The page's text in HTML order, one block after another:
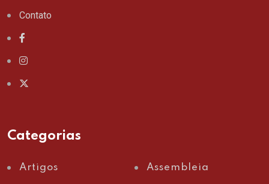
Contato
Categorias
Artigos Assembleia